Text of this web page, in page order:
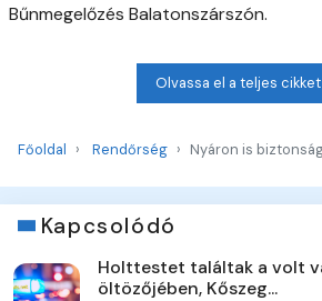
Bűnmegelőzés Balatonszárszón.
Olvassa el a teljes cikket
Főoldal Rendőrség Nyáron is
Kapcsolódó
Holttestet találtak a volt
öltözőjében, Kőszeg...